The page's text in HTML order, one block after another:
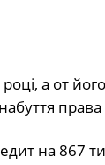
а от
на 867